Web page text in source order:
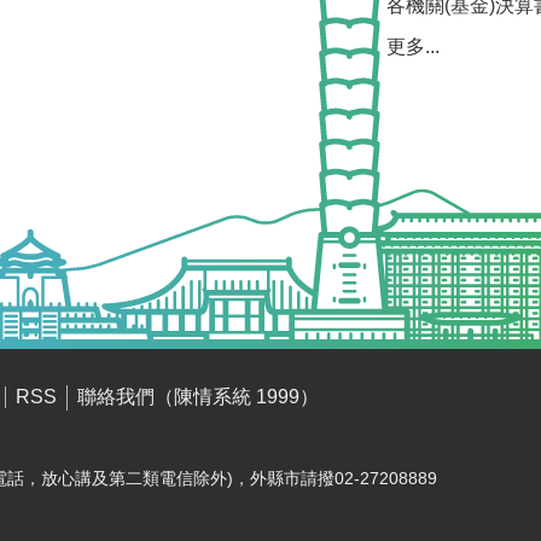
各機關(基金)決算
更多...
RSS 聯絡我們（陳情系統 1999）
，放心講及第二類電信除外)，外縣市請撥02-27208889